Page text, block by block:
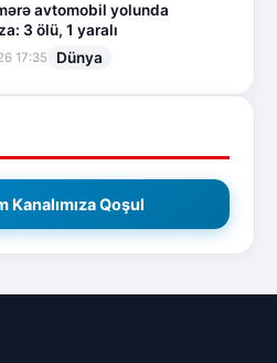
avtomobil yolunda
3 ölü, 1 yaralı
17:35 Dünya
Kanalımıza Qoşul